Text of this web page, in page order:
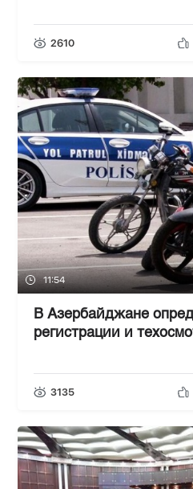
2610
11:54
В Азербайджане
регистрации и
3135